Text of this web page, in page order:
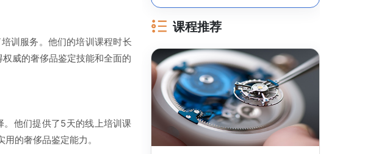
训服务。他们的培训课程时长
威的奢侈品鉴定技能和全面的
他们提供了5天的线上培训课
的奢侈品鉴定能力。
课程推荐